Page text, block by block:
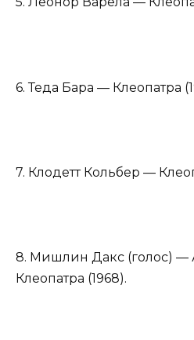
6. Теда Бара — Клеопатра
7. Клодетт Кольбер —
8. Мишлин Дакс (голос) —
Клеопатра (1968).